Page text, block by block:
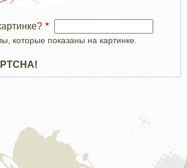
которые показаны на картинке.